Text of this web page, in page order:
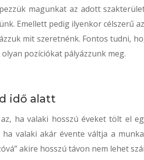
magunkat az adott
Emellett pedig ilyenkor célszerű
mit szeretnénk. Fontos tudni,
pozíciókat pályázzunk meg.
idő alatt
ha valaki hosszú éveket tölt el
valaki akár évente váltja a
akire hosszú távon nem lehet